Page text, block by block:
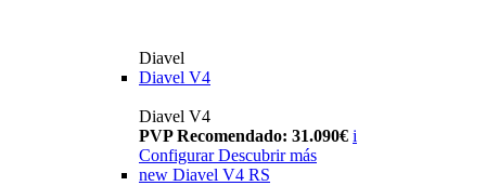
Diavel
Diavel V4
Diavel V4
PVP Recomendado: 31.090€ i
Configurar Descubrir más
new Diavel V4 RS